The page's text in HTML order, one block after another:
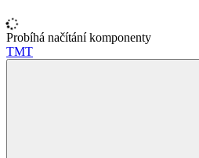
Probíhá načítání komponenty
TMT